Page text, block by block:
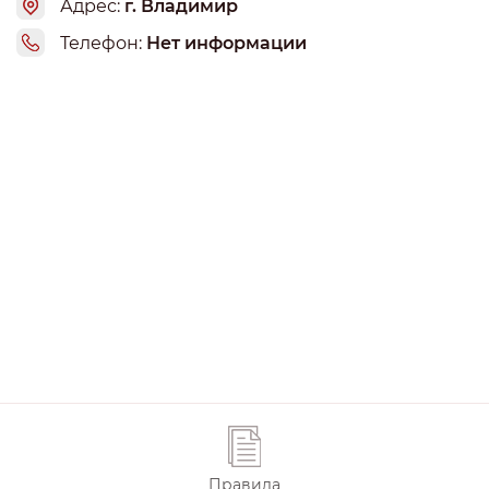
которое нальют в сервисе?" Да и как вообще такое
сервис со своими запчастями! Итог - потраченный
Адрес: г. Владимир
Телефон: Нет информации
Правила